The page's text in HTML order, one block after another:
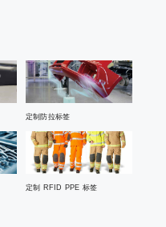
定制防拉标签
定制 RFID PPE 标签